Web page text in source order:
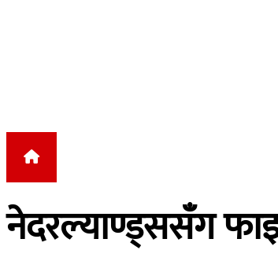
नेदरल्याण्ड्ससँग